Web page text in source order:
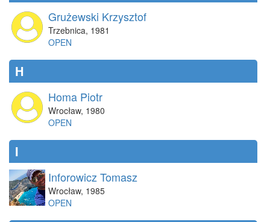
Grużewski Krzysztof
Trzebnica, 1981
OPEN
H
Homa Piotr
Wrocław, 1980
OPEN
I
Inforowicz Tomasz
Wrocław, 1985
OPEN